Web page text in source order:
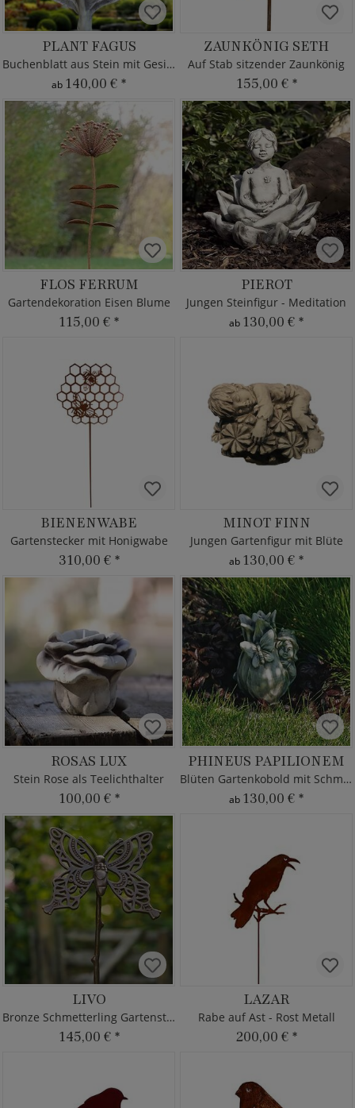
PLANT FAGUS
Buchenblatt aus Stein mit Gesicht
ab 140,00 € *
ZAUNKÖNIG SETH
Auf Stab sitzender Zaunkönig
155,00 € *
FLOS FERRUM
Gartendekoration Eisen Blume
115,00 € *
PIEROT
Jungen Steinfigur - Meditation
ab 130,00 € *
BIENENWABE
Gartenstecker mit Honigwabe
310,00 € *
MINOT FINN
Jungen Gartenfigur mit Blüte
ab 130,00 € *
ROSAS LUX
Stein Rose als Teelichthalter
100,00 € *
PHINEUS PAPILIONEM
Blüten Gartenkobold mit Schmetterling
ab 130,00 € *
LIVO
Bronze Schmetterling Gartenstecker
145,00 € *
LAZAR
Rabe auf Ast - Rost Metall
200,00 € *